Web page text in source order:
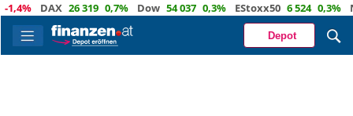
DAX 26 319 0,7% Dow 54 037 0,3% EStoxx50 6 524 0,3%
Depot